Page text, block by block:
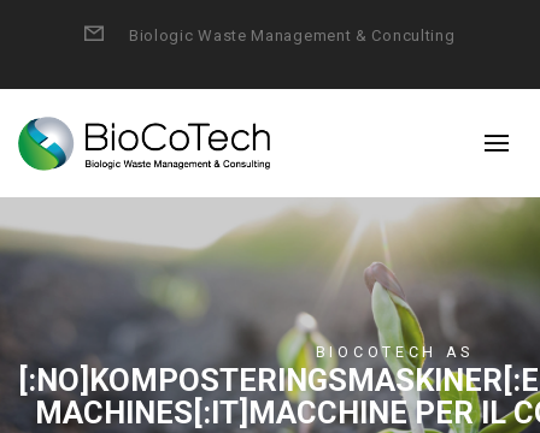
FormBiologic Waste Management & Conculting
BIOCOTECH AS
MACHINES[:IT]MACCHINE PER IL